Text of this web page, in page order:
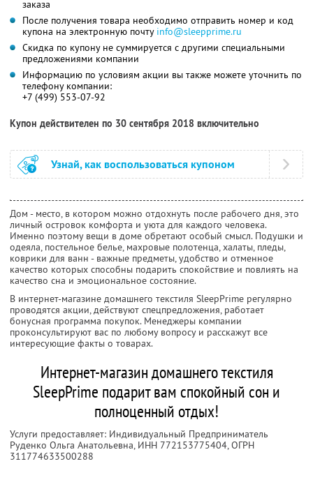
заказа
После получения товара необходимо отправить номер и код
купона на электронную почту info@sleepprime.ru
Скидка по купону не суммируется с другими специальными
предложениями компании
Информацию по условиям акции вы также можете уточнить по
телефону компании:
+7 (499) 553-07-92
Купон действителен по 30 сентября 2018 включительно
Узнай, как воспользоваться купоном
Дом - место, в котором можно отдохнуть после рабочего дня, это
личный островок комфорта и уюта для каждого человека.
Именно поэтому вещи в доме обретают особый смысл. Подушки и
одеяла, постельное белье, махровые полотенца, халаты, пледы,
коврики для ванн - важные предметы, удобство и отменное
качество которых способны подарить спокойствие и повлиять на
качество сна и эмоциональное состояние.
В интернет-магазине домашнего текстиля SleepPrime регулярно
проводятся акции, действуют спецпредложения, работает
бонусная программа покупок. Менеджеры компании
проконсультируют вас по любому вопросу и расскажут все
интересующие факты о товарах.
Интернет-магазин домашнего текстиля
SleepPrime подарит вам спокойный сон и
полноценный отдых!
Услуги предоставляет: Индивидуальный Предприниматель
Руденко Ольга Анатольевна, ИНН 772153775404, ОГРН
311774633500288